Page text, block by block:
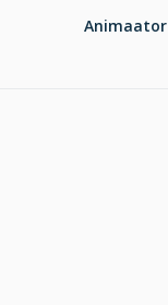
Animaator